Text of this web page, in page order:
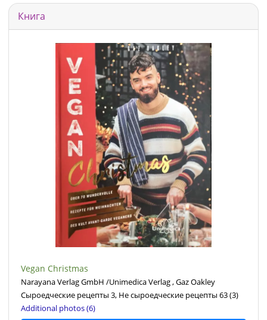
Книга
Vegan Christmas
Narayana Verlag GmbH /Unimedica Verlag , Gaz Oakley
Сыроедческие рецепты 3, Не сыроедческие рецепты 63(3)
Additional photos (6)